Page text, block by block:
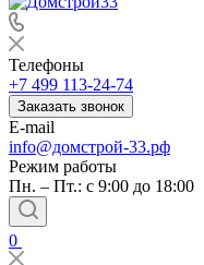
Телефоны
+7 499 113-24-74
Заказать звонок
E-mail
info@домстрой-33.рф
Режим работы
Пн. – Пт.: с 9:00 до 18:00
0